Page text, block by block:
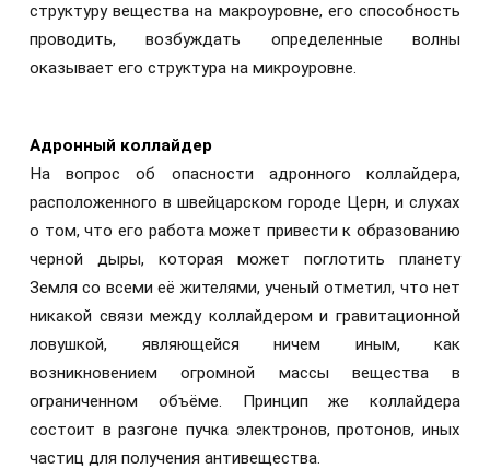
структуру вещества на макроуровне, его способность
проводить, возбуждать определенные волны
оказывает его структура на микроуровне.
Адронный коллайдер
На вопрос об опасности адронного коллайдера,
расположенного в швейцарском городе Церн, и слухах
о том, что его работа может привести к образованию
черной дыры, которая может поглотить планету
Земля со всеми её жителями, ученый отметил, что нет
никакой связи между коллайдером и гравитационной
ловушкой, являющейся ничем иным, как
возникновением огромной массы вещества в
ограниченном объёме. Принцип же коллайдера
состоит в разгоне пучка электронов, протонов, иных
частиц для получения антивещества.